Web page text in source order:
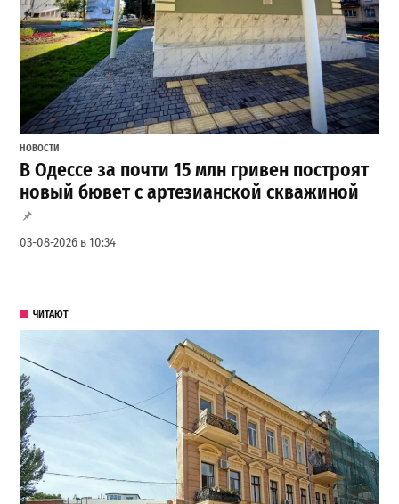
НОВОСТИ
В Одессе за почти 15 млн гривен построят
новый бювет с артезианской скважиной
03-08-2026 в 10:34
ЧИТАЮТ